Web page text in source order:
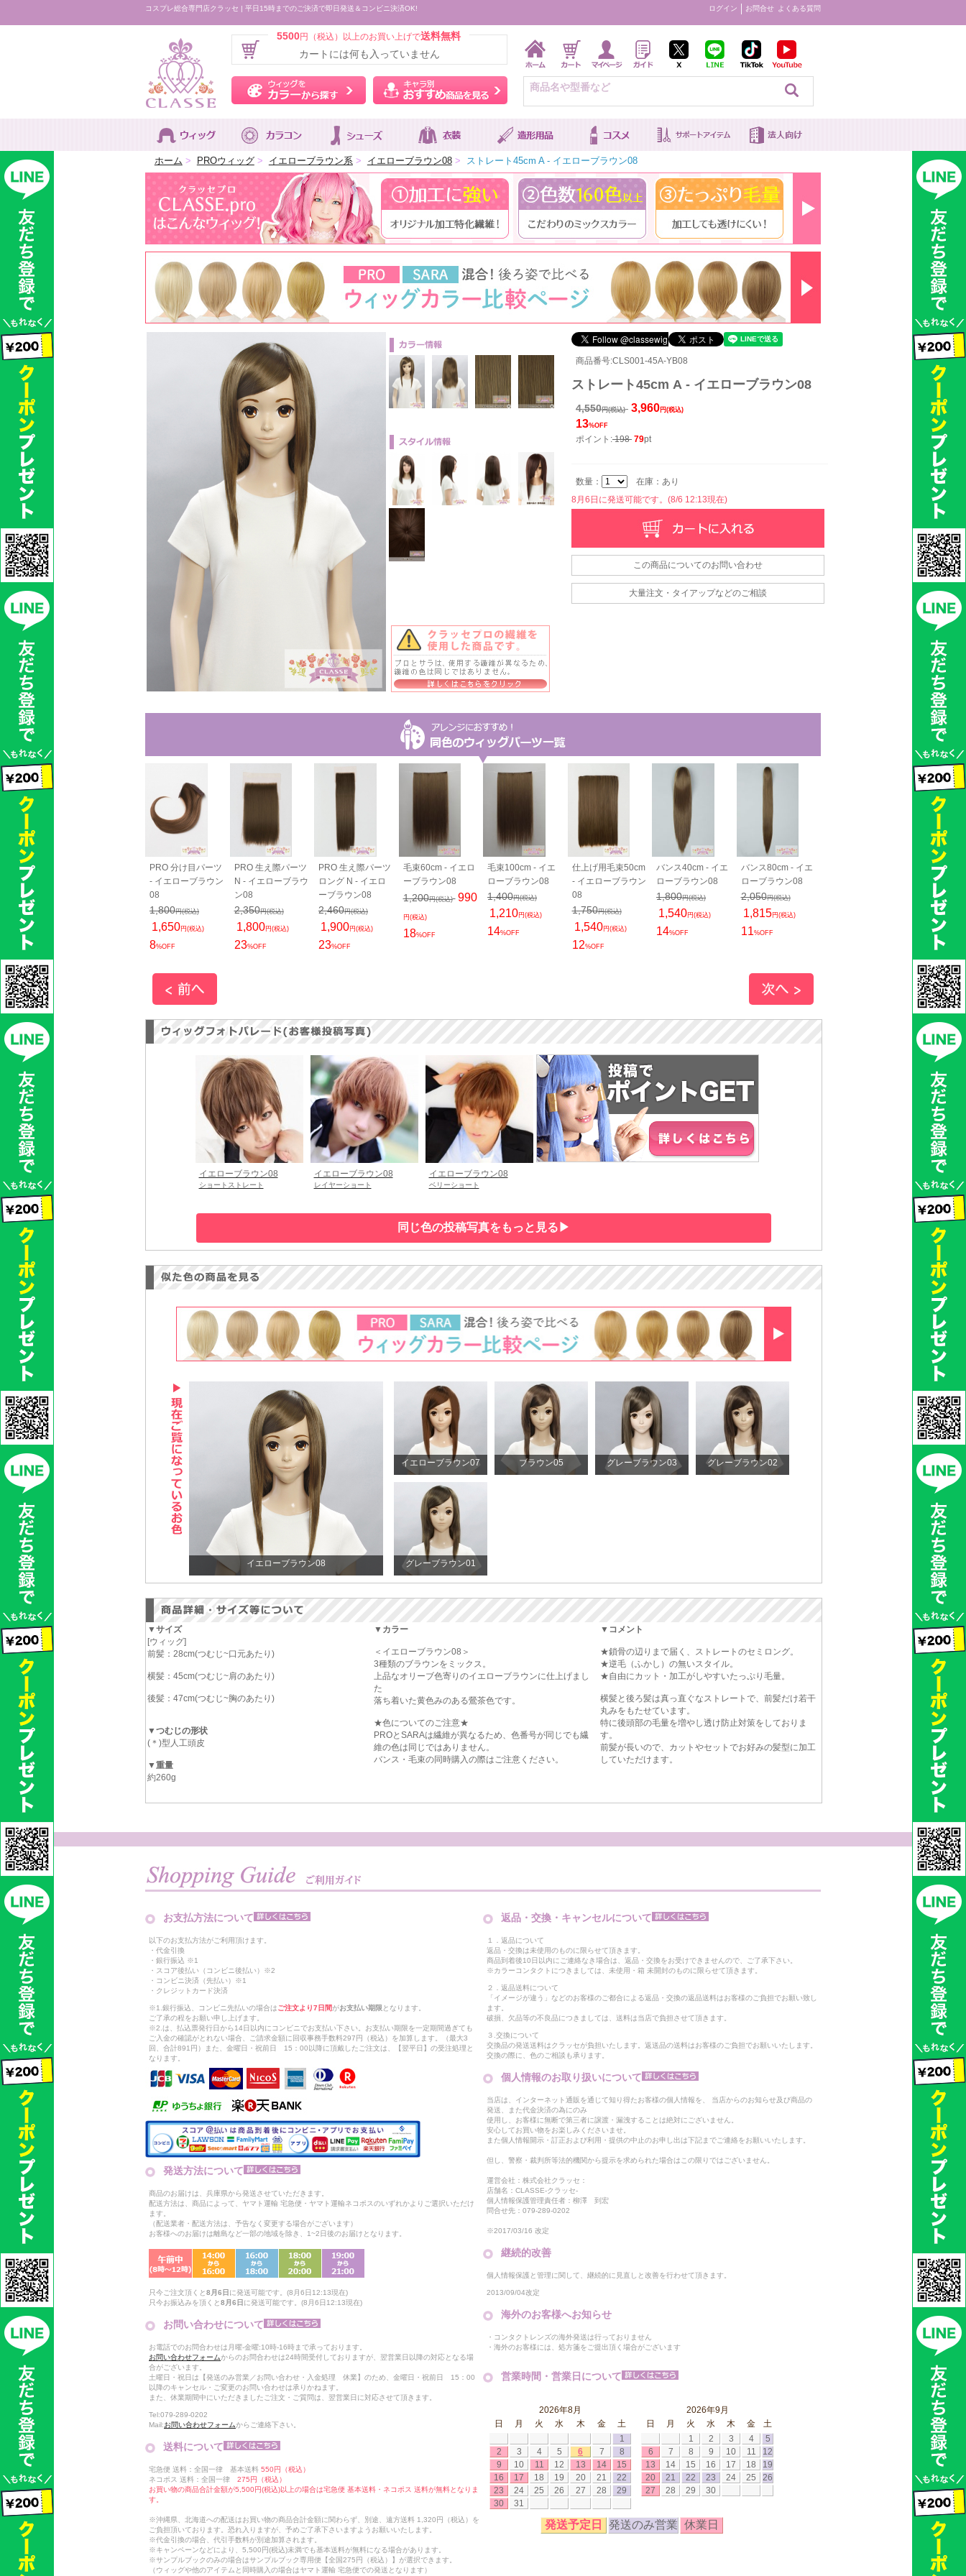
コスプレ総合専門店クラッセ | 平日15時までのご決済で即日発送＆コンビニ決済OK! ログイン お問合せ よくある質問
5500円（税込）以上のお買い上げで送料無料
カートには何も入っていません
ウィッグをカラーから探す キャラ別おすすめ商品を見る
ホーム > PROウィッグ > イエローブラウン系 > イエローブラウン08 > ストレート45cm A - イエローブラウン08
商品番号:CLS001-45A-YB08
ストレート45cm A - イエローブラウン08
4,550円(税込) 3,960 円(税込)
13%OFF
ポイント:198 79pt
数量：
在庫：あり
8月6日に発送可能です。(8/6 12:13現在)
この商品についてのお問い合わせ
大量注文・タイアップなどのご相談
80cm - イエ
ラウン08
円(税込)
円(税込)
PRO 分け目パーツ
- イエローブラウン
08
1,800円(税込)
1,650円(税込)
8%OFF
PRO 生え際パーツ
N - イエローブラウ
ン08
2,350円(税込)
1,800円(税込)
23%OFF
PRO 生え際パーツ
ロング N - イエロ
ーブラウン08
2,460円(税込)
1,900円(税込)
23%OFF
毛束60cm - イエロ
ーブラウン08
1,200円(税込) 990
円(税込)
18%OFF
毛束100cm - イエ
ローブラウン08
1,400円(税込)
1,210円(税込)
14%OFF
仕上げ用毛束50cm
- イエローブラウン
08
1,750円(税込)
1,540円(税込)
12%OFF
バンス40cm - イエ
ローブラウン08
1,800円(税込)
1,540円(税込)
14%OFF
バンス80cm - イエ
ローブラウン08
2,050円(税込)
1,815円(税込)
11%OFF
PRO 分け目
- イエローブ
1,800 円(税込)
1,650円(税込)
イエローブラウン08
ショートストレート
イエローブラウン08
レイヤーショート
イエローブラウン08
ベリーショート
イエローブラウン08
イエローブラウン07 ブラウン05 グレーブラウン03 グレーブラウン02
グレーブラウン01
▼サイズ
[ウィッグ]
前髪：28cm(つむじ~口元あたり)
横髪：45cm(つむじ~肩のあたり)
後髪：47cm(つむじ~胸のあたり)
▼つむじの形状
(＊)型人工頭皮
▼重量
約260g
▼カラー
＜イエローブラウン08＞
3種類のブラウンをミックス。
上品なオリーブ色寄りのイエローブラウンに仕上げまし
た
落ち着いた黄色みのある鶯茶色です。
★色についてのご注意★
PROとSARAは繊維が異なるため、色番号が同じでも繊
維の色は同じではありません。
バンス・毛束の同時購入の際はご注意ください。
▼コメント
★鎖骨の辺りまで届く、ストレートのセミロング。
★逆毛（ふかし）の無いスタイル。
★自由にカット・加工がしやすいたっぷり毛量。
横髪と後ろ髪は真っ直ぐなストレートで、前髪だけ若干
丸みをもたせています。
特に後頭部の毛量を増やし透け防止対策をしておりま
す。
前髪が長いので、カットやセットでお好みの髪型に加工
していただけます。
お支払方法について
以下のお支払方法がご利用頂けます。
・代金引換
・銀行振込 ※1
・スコア後払い（コンビニ後払い）※2
・コンビニ決済（先払い）※1
・クレジットカード決済
※1.銀行振込、コンビニ先払いの場合はご注文より7日間がお支払い期限 となります。
ご了承の程をお願い申し上げます。
※2.は、払込票発行日から14日以内にコンビニでお支払い下さい。お支払い期限を一定期間過ぎても
ご入金の確認がとれない場合、ご請求金額に回収事務手数料297円（税込）を加算します。（最大3
回、合計891円）また、金曜日・祝前日 15：00以降に頂戴したご注文は、【翌平日】の受注処理と
なります。
発送方法について
商品のお届けは、兵庫県から発送させていただきます。
配送方法は、商品によって、ヤマト運輸 宅急便・ヤマト運輸ネコポスのいずれかよりご選択いただけ
ます。
（配送業者・配送方法は、予告なく変更する場合がございます）
お客様へのお届けは離島など一部の地域を除き、1~2日後のお届けとなります。
只今ご注文頂くと8月6日 に発送可能です。(8月6日12:13現在)
只今お振込みを頂くと8月6日 に発送可能です。(8月6日12:13現在)
お問い合わせについて
お電話でのお問合わせは月曜-金曜:10時-16時まで承っております。
お問い合わせフォームからのお問合わせは24時間受付しておりますが、翌営業日以降の対応となる場
合がございます。
土曜日・祝日は【発送のみ営業／お問い合わせ・入金処理 休業】のため、金曜日・祝前日 15：00
以降のキャンセル・ご変更のお問い合わせは承りかねます。
また、休業期間中にいただきましたご注文・ご質問は、翌営業日に対応させて頂きます。
Tel:079-289-0202
Mail:お問い合わせフォームからご連絡下さい。
送料について
宅急便 送料：全国一律 基本送料 550円（税込）
ネコポス 送料：全国一律 275円（税込）
お買い物の商品合計金額が5,500円(税込)以上の場合は宅急便 基本送料・ネコポス 送料が無料となりま
す。
※沖縄県、北海道への配送はお買い物の商品合計金額に関わらず、別途、遠方送料 1,320円（税込）を
ご負担頂いております。恐れ入りますが、予めご了承下さいますようお願いいたします。
※代金引換の場合、代引手数料が別途加算されます。
※キャンペーンなどにより、5,500円(税込)未満でも基本送料が無料になる場合があります。
※サンプルブックのみの場合はサンプルブック専用便【全国275円（税込）】が選択できます。
（ウィッグや他のアイテムと同時購入の場合はヤマト運輸 宅急便での発送となります）
返品・交換・キャンセルについて
１．返品について
返品・交換は未使用のものに限らせて頂きます。
商品到着後10日以内にご連絡なき場合は、返品・交換をお受けできませんので、ご了承下さい。
※カラーコンタクトにつきましては、未使用・箱 未開封のものに限らせて頂きます。
２．返品送料について
「イメージが違う」などのお客様のご都合による返品・交換の返品送料はお客様のご負担でお願い致し
ます。
破損、欠品等の不良品につきましては、送料は当店で負担させて頂きます。
３.交換について
交換品の発送送料はクラッセが負担いたします。返送品の送料はお客様のご負担でお願いいたします。
交換の際に、色のご相談も承ります。
個人情報のお取り扱いについて
当店は、インターネット通販を通じて知り得たお客様の個人情報を、 当店からのお知らせ及び商品の
発送、また代金決済の為にのみ
使用し、お客様に無断で第三者に譲渡・漏洩することは絶対にございません。
安心してお買い物をお楽しみくださいませ。
また個人情報開示・訂正および利用・提供の中止のお申し出は下記までご連絡をお願いいたします。
但し、警察・裁判所等法的機関から提示を求められた場合はこの限りではございません。
運営会社：株式会社クラッセ：
店舗名：CLASSE-クラッセ-
個人情報保護管理責任者：柳澤 到宏
問合せ先：079-289-0202
※2017/03/16 改定
継続的改善
個人情報保護と管理に関して、継続的に見直しと改善を行わせて頂きます。
2013/09/04改定
海外のお客様へお知らせ
・コンタクトレンズの海外発送は行っておりません
・海外のお客様には、処方箋をご提出頂く場合がございます
営業時間・営業日について
2026年8月
日
月 火 水 木 金
土
1
2
3 4 5 6 7
8
9
10 11 12 13 14
15
16
17 18 19 20 21
22
23
24 25 26 27 28
29
30
31
2026年9月
日
月 火 水 木 金
土
1
2 3 4
5
6
7 8 9 10 11
12
13
14 15 16 17 18
19
20
21 22 23 24 25
26
27
28 29 30
発送予定日 発送のみ営業 休業日